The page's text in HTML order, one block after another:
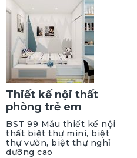
Thiết kế nội thất
phòng trẻ em
BST 99 Mẫu thiết kế nội
thất biệt thự mini, biệt
thự vườn, biệt thự nghỉ
dưỡng cao